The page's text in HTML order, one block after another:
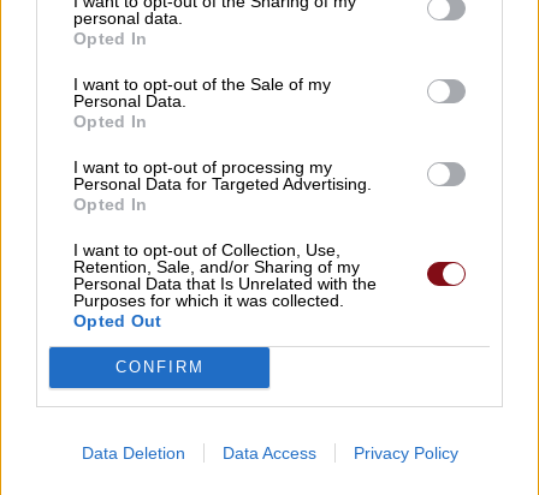
personal data.
Opted In
I want to opt-out of the Sale of my
Personal Data.
Opted In
I want to opt-out of processing my
Personal Data for Targeted Advertising.
Opted In
I want to opt-out of Collection, Use,
Retention, Sale, and/or Sharing of my
Personal Data that Is Unrelated with the
Purposes for which it was collected.
Opted Out
CONFIRM
Data Deletion Data Access Privacy Policy
Θύματα φάρσας εκπαιδευτικός και
καταστηματάρχες στον Αμπελώνα